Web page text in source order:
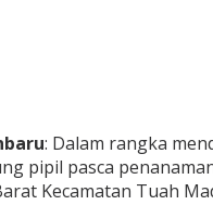
: Dalam rangka
pipil pasca
Kecamatan Tuah